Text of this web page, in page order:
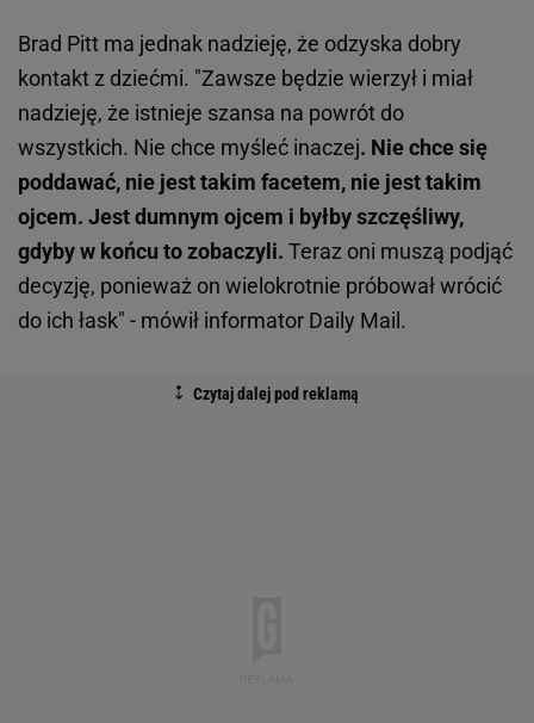
Brad Pitt ma jednak nadzieję, że odzyska dobry
kontakt z dziećmi. "Zawsze będzie wierzył i miał
nadzieję, że istnieje szansa na powrót do
wszystkich. Nie chce myśleć inaczej. Nie chce się
poddawać, nie jest takim facetem, nie jest takim
ojcem. Jest dumnym ojcem i byłby szczęśliwy,
gdyby w końcu to zobaczyli. Teraz oni muszą podjąć
decyzję, ponieważ on wielokrotnie próbował wrócić
do ich łask" - mówił informator Daily Mail.